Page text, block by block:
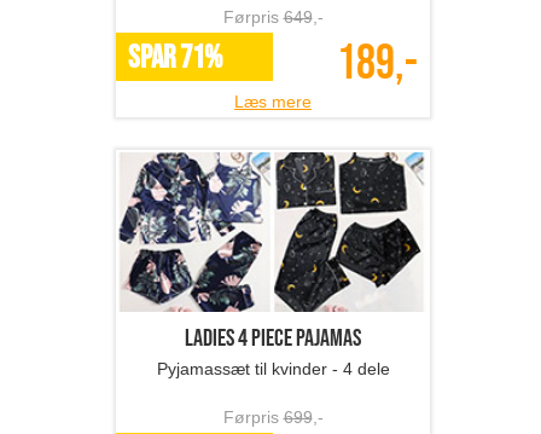
Førpris649,-
SPAR 71% 189,-
Læs mere
Ladies 4 Piece Pajamas
Pyjamassæt til kvinder - 4 dele
Førpris699,-